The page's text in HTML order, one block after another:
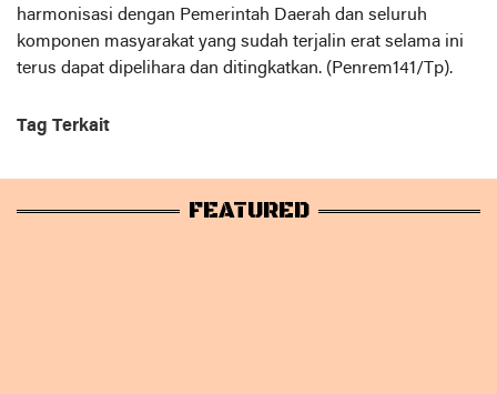
harmonisasi dengan Pemerintah Daerah dan seluruh
komponen masyarakat yang sudah terjalin erat selama ini
terus dapat dipelihara dan ditingkatkan. (Penrem141/Tp).
Tag Terkait
FEATURED